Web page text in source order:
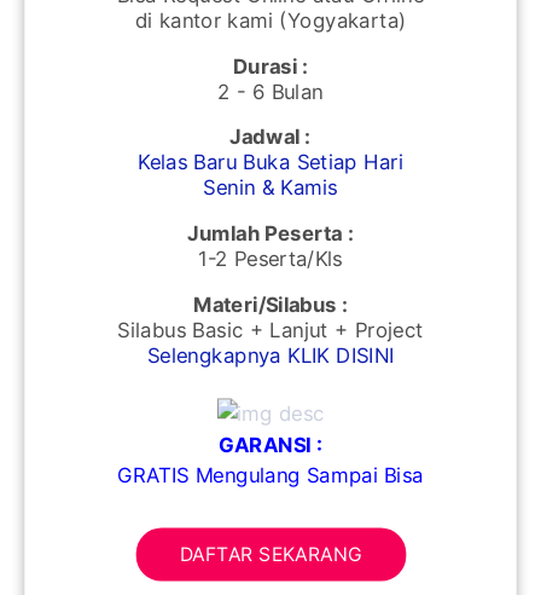
di kantor kami (Yogyakarta)
Durasi :
2 - 6 Bulan
Jadwal :
Kelas Baru Buka Setiap Hari
Senin & Kamis
Jumlah Peserta :
1-2 Peserta/Kls
Materi/Silabus :
Silabus Basic + Lanjut + Project
Selengkapnya KLIK DISINI
GARANSI :
GRATIS Mengulang Sampai Bisa
DAFTAR SEKARANG